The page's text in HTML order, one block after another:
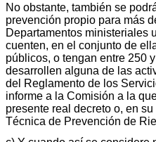
No obstante, también se
prevención propio para más
Departamentos ministeriales
cuenten, en el conjunto de
públicos, o tengan entre 250
desarrollen alguna de las
del Reglamento de los
informe a la Comisión a la
presente real decreto o, en
Técnica de Prevención de